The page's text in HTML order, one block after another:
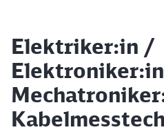
Elektriker:in /